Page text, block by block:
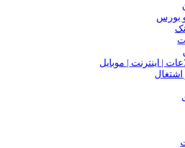
و بورس
| اینترنت | موبایل
اشتغال